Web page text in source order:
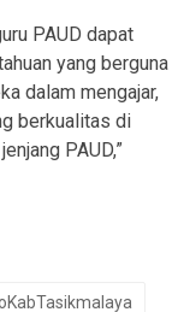
PAUD dapat
yang berguna
dalam mengajar,
berkualitas di
PAUD,”